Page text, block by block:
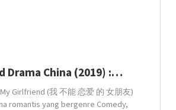
Drama China (2019) :…
Girlfriend (我 不能 恋爱 的 女朋友)
romantis yang bergenre Comedy,